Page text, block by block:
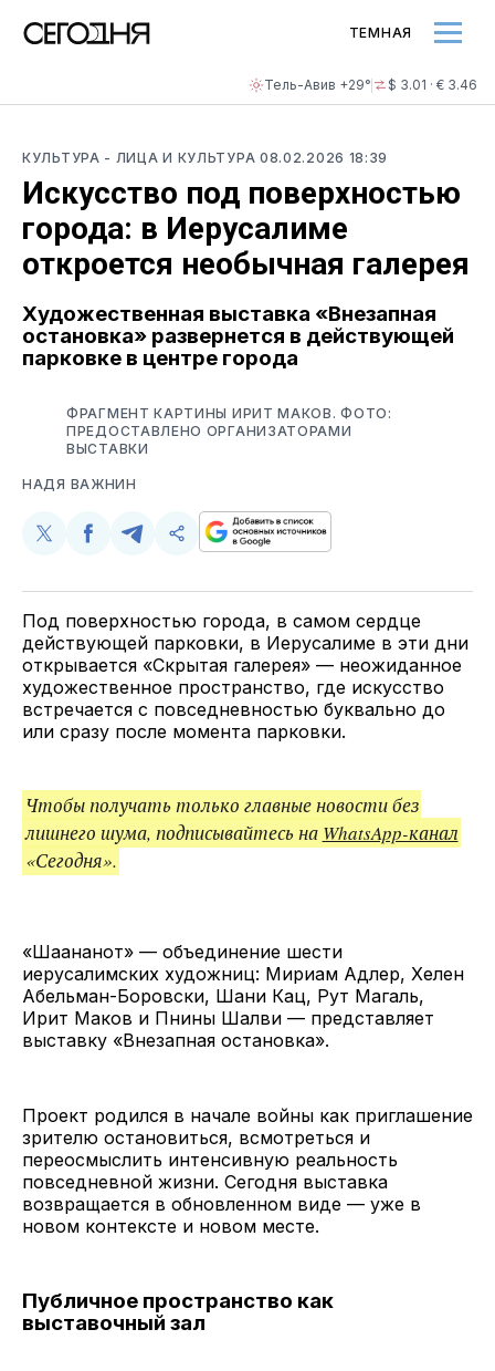
Тель-Авив +29° $ 3.01 · € 3.46
ТЕМНАЯ
КУЛЬТУРА - ЛИЦА И КУЛЬТУРА 08.02.2026 18:39
Искусство под поверхностью
города: в Иерусалиме
откроется необычная галерея
Художественная выставка «Внезапная
остановка» развернется в действующей
парковке в центре города
ФРАГМЕНТ КАРТИНЫ ИРИТ МАКОВ. ФОТО:
ПРЕДОСТАВЛЕНО ОРГАНИЗАТОРАМИ
ВЫСТАВКИ
НАДЯ ВАЖНИН
Поделиться
Twitter
Поделиться
Facebook
Поделиться
Telegram
Скопируйте
поделитесь
Под поверхностью города, в самом сердце
действующей парковки, в Иерусалиме в эти дни
открывается «Скрытая галерея» — неожиданное
художественное пространство, где искусство
встречается с повседневностью буквально до
или сразу после момента парковки.
Чтобы получать только главные новости без
лишнего шума, подписывайтесь на WhatsApp-канал
«Сегодня».
«Шаананот» — объединение шести
иерусалимских художниц: Мириам Адлер, Хелен
Абельман-Боровски, Шани Кац, Рут Магаль,
Ирит Маков и Пнины Шалви — представляет
выставку «Внезапная остановка».
Проект родился в начале войны как приглашение
зрителю остановиться, всмотреться и
переосмыслить интенсивную реальность
повседневной жизни. Сегодня выставка
возвращается в обновленном виде — уже в
новом контексте и новом месте.
Публичное пространство как
выставочный зал